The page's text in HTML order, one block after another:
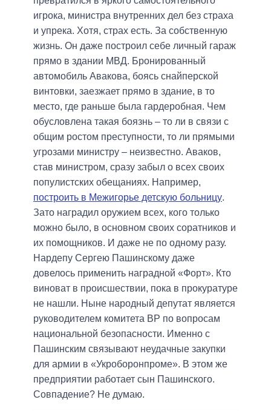
игрока, министра внутренних дел без страха
и упрека. Хотя, страх есть. За собственную
жизнь. Он даже построил себе личный гараж
прямо в здании МВД. Бронированный
автомобиль Авакова, боясь снайперской
винтовки, заезжает прямо в здание, в то
место, где раньше была гардеробная. Чем
обусловлена такая боязнь – то ли в связи с
общим ростом преступности, то ли прямыми
угрозами министру – неизвестно. Аваков,
став министром, сразу забыл о всех своих
популистских обещаниях. Например,
построить в Межигорье детскую больницу.
Зато наградил оружием всех, кого только
можно было, в основном своих соратников и
их помощников. И даже не по одному разу.
Нардепу Сергею Пашинскому даже
довелось применить наградной «Форт». Кто
виноват в происшествии, пока в прокуратуре
не нашли. Ныне народный депутат является
руководителем комитета ВР по вопросам
национальной безопасности. Именно с
Пашинским связывают неудачные закупки
для армии в «Укроборонпроме». В этом же
предприятии работает сын Пашинского.
Совпадение? Не думаю.